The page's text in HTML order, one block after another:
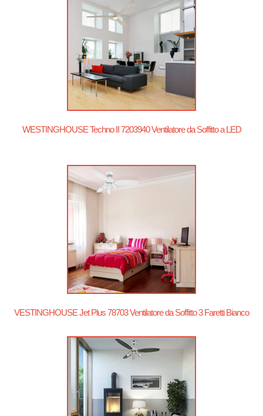
WESTINGHOUSE Techno II 7203940 Ventilatore da Soffitto a LED
VESTINGHOUSE Jet Plus 78703 Ventilatore da Soffitto 3 Faretti Bianco